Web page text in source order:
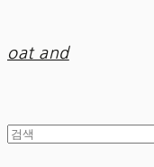
oat and